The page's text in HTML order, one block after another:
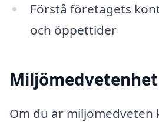
Förstå företagets
och öppettider
Miljömedvetenhet
Om du är miljömedveten